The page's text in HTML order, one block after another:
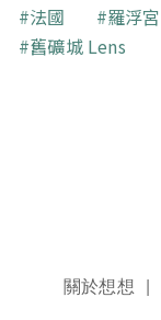
關鍵字
法國 羅浮宮
舊礦城 Lens
頁尾選單關於想想